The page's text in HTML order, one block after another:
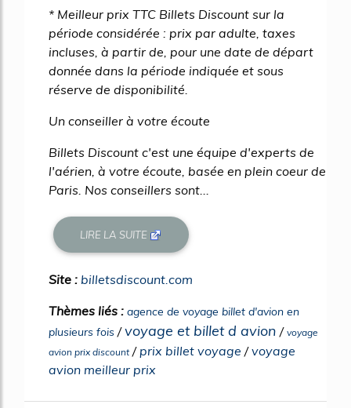
* Meilleur prix TTC Billets Discount sur la
période considérée : prix par adulte, taxes
incluses, à partir de, pour une date de départ
donnée dans la période indiquée et sous
réserve de disponibilité.
Un conseiller à votre écoute
Billets Discount c'est une équipe d'experts de
l'aérien, à votre écoute, basée en plein coeur de
Paris. Nos conseillers sont...
LIRE LA SUITE
Site : billetsdiscount.com
Thèmes liés : agence de voyage billet d'avion en
plusieurs fois /voyage et billet d avion / voyage
avion prix discount/ prix billet voyage /voyage
avion meilleur prix